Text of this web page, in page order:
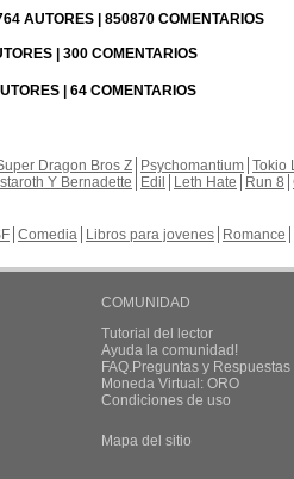
AUTORES | 850870 COMENTARIOS
| 300 COMENTARIOS
| 64 COMENTARIOS
Dragon Bros Z Psychomantium Tokio
Y Bernadette Edil Leth Hate Run 8
Comedia Libros para jovenes Romance
COMUNIDAD
Tutorial del lector
Ayuda la comunidad!
FAQ.Preguntas y Respuestas
Moneda Virtual: ORO
Condiciones de uso
Mapa del sitio